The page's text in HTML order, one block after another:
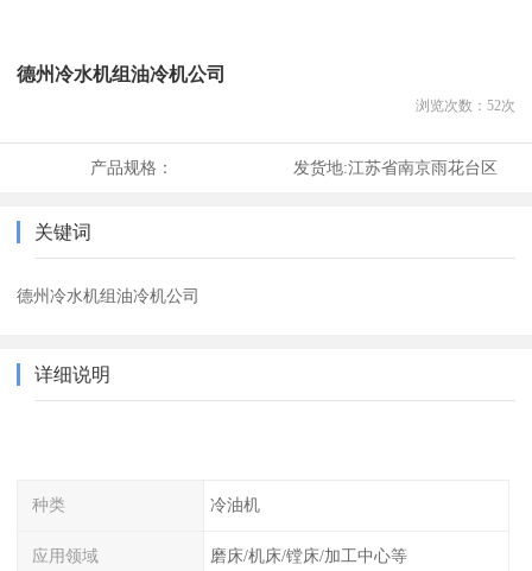
德州冷水机组油冷机公司
浏览次数： 52次
产品规格： 发货地:江苏省南京雨花台区
关键词
德州冷水机组油冷机公司
详细说明
种类 冷油机
应用领域 磨床/机床/镗床/加工中心等